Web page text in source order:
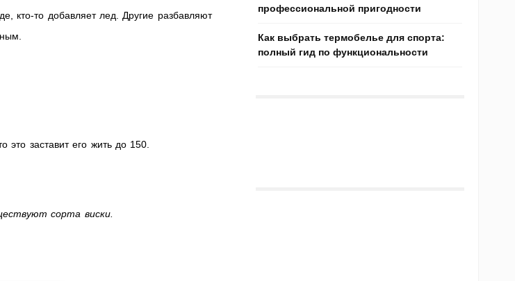
кто-то добавляет лед. Другие разбавляют
заставит его жить до 150.
сорта виски.
профессиональной пригодности
Как выбрать термобелье для спорта:
полный гид по функциональности